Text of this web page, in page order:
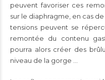
peuvent favoriser ces
sur le diaphragme, en cas de
tensions peuvent se
remontée du contenu
pourra alors créer des
niveau de la gorge …